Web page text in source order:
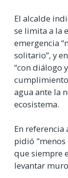
El alcalde
se limita a la
emergencia
solitario”, y
“con diálogo
cumplimiento
agua ante la
ecosistema.
En
pidió "menos
que siempre
levantar